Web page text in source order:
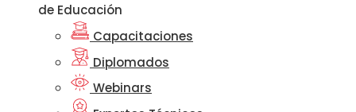
de Educación
Capacitaciones
Diplomados
Webinars